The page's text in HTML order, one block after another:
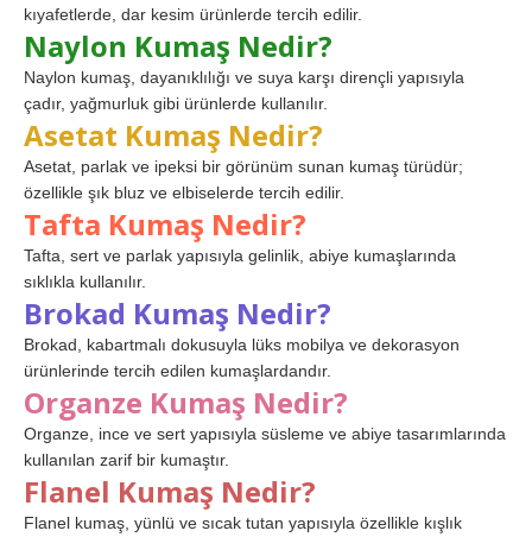
kıyafetlerde, dar kesim ürünlerde tercih edilir.
Naylon Kumaş Nedir?
Naylon kumaş, dayanıklılığı ve suya karşı dirençli yapısıyla
çadır, yağmurluk gibi ürünlerde kullanılır.
Asetat Kumaş Nedir?
Asetat, parlak ve ipeksi bir görünüm sunan kumaş türüdür;
özellikle şık bluz ve elbiselerde tercih edilir.
Tafta Kumaş Nedir?
Tafta, sert ve parlak yapısıyla gelinlik, abiye kumaşlarında
sıklıkla kullanılır.
Brokad Kumaş Nedir?
Brokad, kabartmalı dokusuyla lüks mobilya ve dekorasyon
ürünlerinde tercih edilen kumaşlardandır.
Organze Kumaş Nedir?
Organze, ince ve sert yapısıyla süsleme ve abiye tasarımlarında
kullanılan zarif bir kumaştır.
Flanel Kumaş Nedir?
Flanel kumaş, yünlü ve sıcak tutan yapısıyla özellikle kışlık